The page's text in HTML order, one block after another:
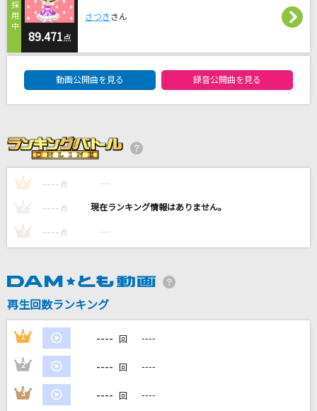
Eight feat.初音ミク
[生音]365日
シングルベッド
シャ乱Q
back number
LiSA
もっと見る
89.471 点
さつき さん
動画公開曲を見る 録音公開曲を見る
1 ---- 点 ----
---- 点 ----
3 ---- 点 ----
再生回数ランキング
1 ---- 回 ----
2 ---- 回 ----
3 ---- 回 ----